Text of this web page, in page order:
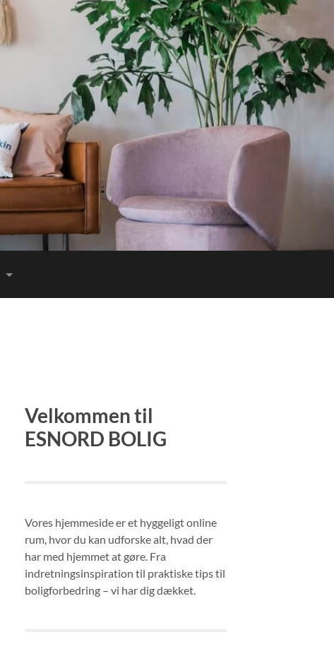
Velkommen til
ESNORD BOLIG
Vores hjemmeside er et hyggeligt online
rum, hvor du kan udforske alt, hvad der
har med hjemmet at gøre. Fra
indretningsinspiration til praktiske tips til
boligforbedring – vi har dig dækket.